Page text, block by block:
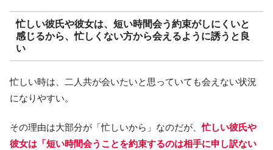
忙しい彼氏や彼女は、短い時間会う約束がしにくいと
感じるから、忙しくない方から会えるように誘うと良
い
忙しい時は、二人共が会いたいと思っていても会えない状況
になりやすい。
その理由は大部分が「忙しいから」なのだが、忙しい彼氏や
彼女は「短い時間会うことを約束するのは相手に申し訳ない